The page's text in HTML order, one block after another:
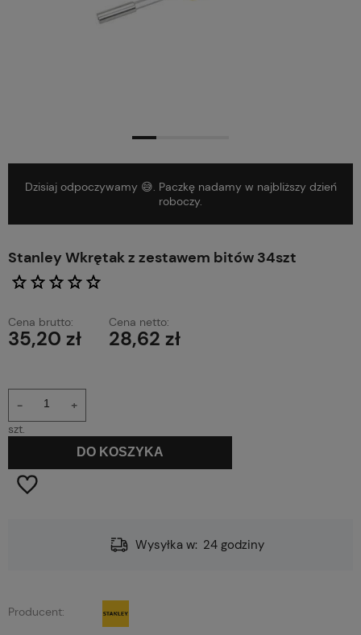
Dzisiaj odpoczywamy 😅. Paczkę nadamy w najbliższy dzień
roboczy.
Stanley Wkrętak z zestawem bitów 34szt
Cena brutto:
35,20 zł
Cena netto:
28,62 zł
+
-
szt.
DO KOSZYKA
Wysyłka w: 24 godziny
Producent: